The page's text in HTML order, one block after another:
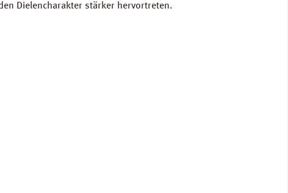
Dielencharakter stärker hervortreten.